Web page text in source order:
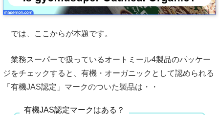
では、ここからが本題です。
業務スーパーで扱っているオートミール4製品のパッケー
ジをチェックすると、有機・オーガニックとして認められる
「有機JAS認定」マークのついた製品は・・
有機JAS認定マークはある？